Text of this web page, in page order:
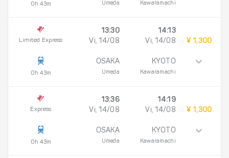
0h 43m Umeda Kawaramachi
Limited Express
0h 43m
13:30
Vi, 14/08
OSAKA
Umeda
14:13
Vi, 14/08
KYOTO
Kawaramachi
¥ 1,300
Express
0h 43m
13:36
Vi, 14/08
OSAKA
Umeda
14:19
Vi, 14/08
KYOTO
Kawaramachi
¥ 1,300